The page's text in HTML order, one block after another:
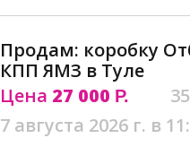
Продам: коробку
КПП ЯМЗ в Туле
Цена 27 000 Р.
7 августа 2026 г. в